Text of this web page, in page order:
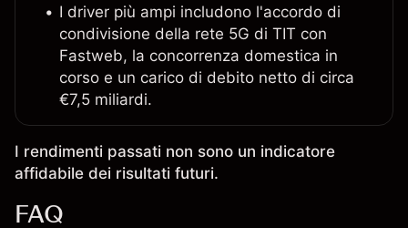
I driver più ampi includono l'accordo di
condivisione della rete 5G di TIT con
Fastweb, la concorrenza domestica in
corso e un carico di debito netto di circa
€7,5 miliardi.
I rendimenti passati non sono un indicatore
affidabile dei risultati futuri.
FAQ